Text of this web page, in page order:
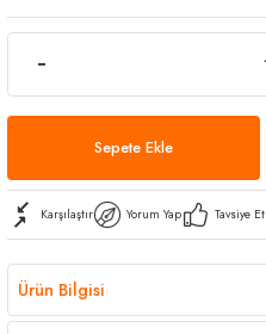
Sepete Ekle
Karşılaştır Yorum Yap Tavsiye Et
Ürün Bilgisi